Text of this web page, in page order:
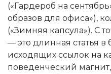
(«Гардероб на
образов для офиса»),
(«Зимняя капсула»). С
— это длинная статья
исходящих ссылок на
поведенческий